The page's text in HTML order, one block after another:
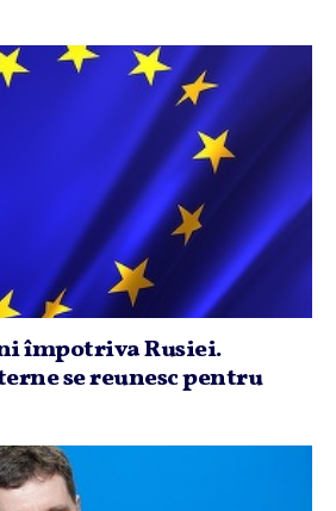
împotriva Rusiei.
se reunesc pentru